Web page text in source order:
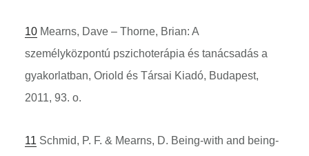
10Mearns, Dave – Thorne, Brian: A
személyközpontú pszichoterápia és tanácsadás a
gyakorlatban, Oriold és Társai Kiadó, Budapest,
2011, 93. o.
11 Schmid, P. F. & Mearns, D. Being-with and being-